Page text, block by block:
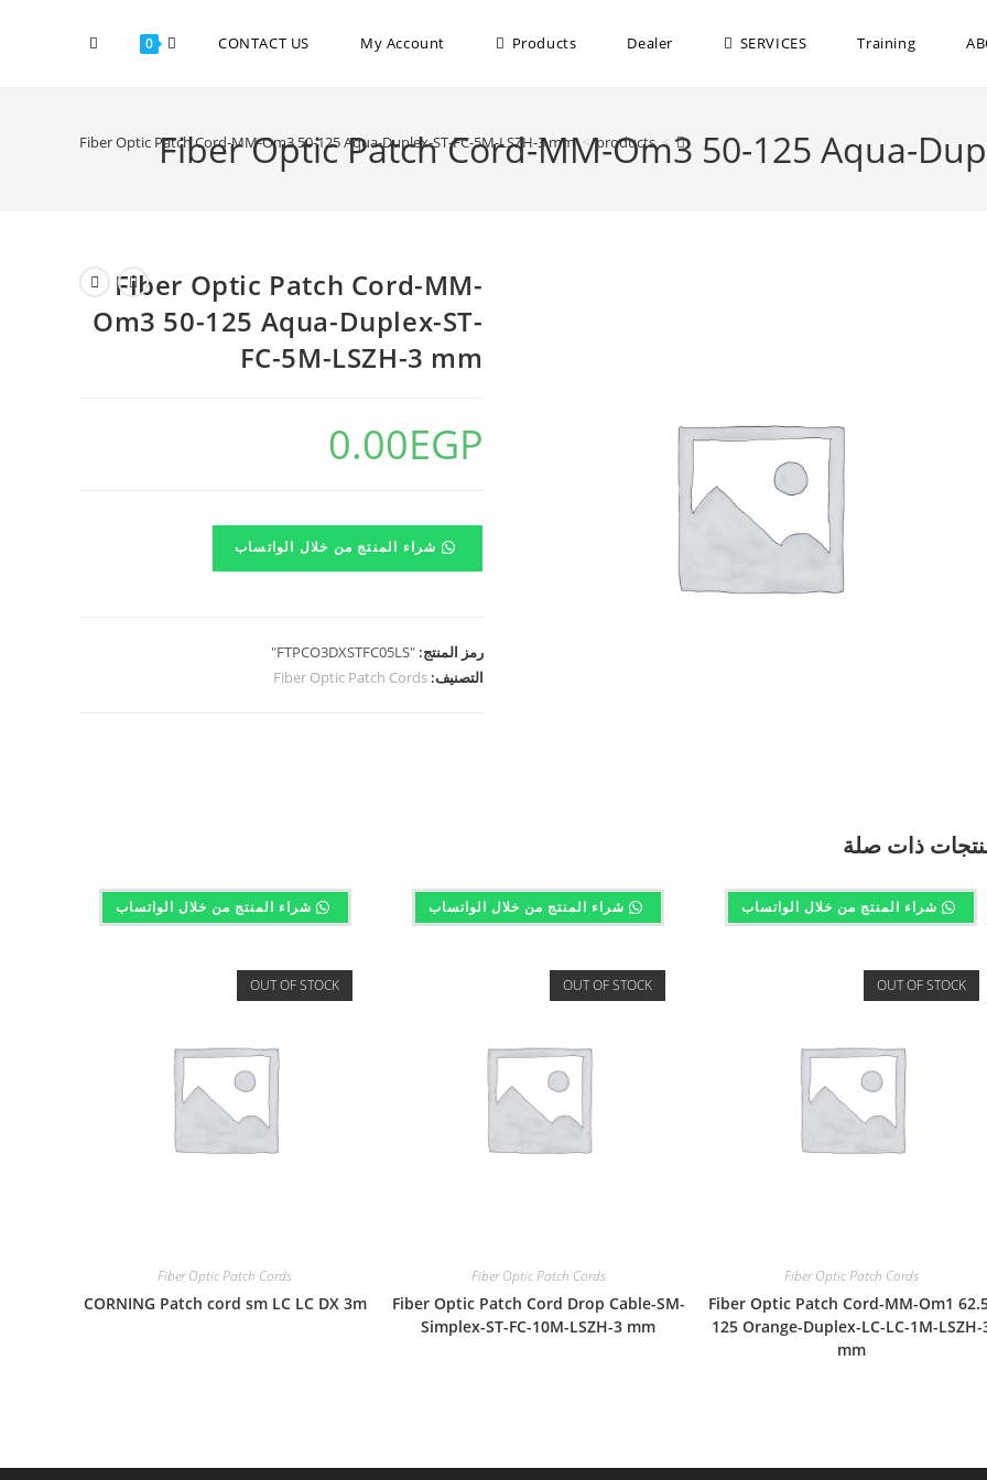
Training
SERVICES
Dealer
Products
My Account
CONTACT US
0
Fiber Optic Patch Cord-MM-Om3 50-125 Aqua-
>
products
>
Fiber Optic Patch Cord-MM-Om3 50-125 Aqua-Duplex-ST-FC-5M-LSZH-3 mm
Fiber Optic Patch Cord-MM-
Om3 50-125 Aqua-Duplex-ST-
FC-5M-LSZH-3 mm
0.00EGP
شراء المنتج من خلال الواتساب
رمز المنتج:"FTPCO3DXSTFC05LS"
التصنيف:Fiber Optic Patch Cords
ذات صلة
شراء المنتج من خلال الواتساب
OUT OF STOCK
Fiber Optic Patch Cords
Fiber Optic Patch Cord-MM-Om1
125 Orange-Duplex-LC-LC-1M-LSZH-
mm
شراء المنتج من خلال الواتساب
OUT OF STOCK
Fiber Optic Patch Cords
Fiber Optic Patch Cord Drop Cable-SM-
Simplex-ST-FC-10M-LSZH-3 mm
شراء المنتج من خلال الواتساب
OUT OF STOCK
Fiber Optic Patch Cords
CORNING Patch cord sm LC LC DX 3m